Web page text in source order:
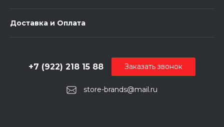
Доставка и Оплата
store-brands@mail.ru
+7 (922) 218 15 88 Заказать звонок